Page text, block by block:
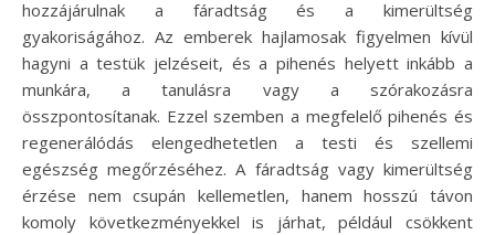
hozzájárulnak a fáradtság és a kimerültség
gyakoriságához. Az emberek hajlamosak figyelmen kívül
hagyni a testük jelzéseit, és a pihenés helyett inkább a
munkára, a tanulásra vagy a szórakozásra
összpontosítanak. Ezzel szemben a megfelelő pihenés és
regenerálódás elengedhetetlen a testi és szellemi
egészség megőrzéséhez. A fáradtság vagy kimerültség
érzése nem csupán kellemetlen, hanem hosszú távon
komoly következményekkel is járhat, például csökkent